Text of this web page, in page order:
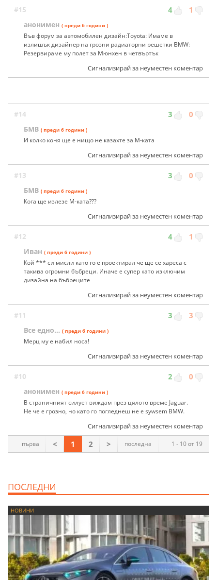
#15 4 1
анонимен ( преди 6 години )
Във форум за автомобилен дизайн:Toyota: Имаме в
излишък дизайнер на грозни радиаторни решетки BMW:
Резервираме му полет за Мюнхен в четвъртък
Сигнализирай за неуместен коментар
#14 3 0
БМВ ( преди 6 години )
И колко коня ще е нищо не казахте за М-ката
Сигнализирай за неуместен коментар
#13 3 0
БМВ ( преди 6 години )
Кога ще излезе М-ката???
Сигнализирай за неуместен коментар
#12 4 1
Иван ( преди 6 години )
Кой *** си мисли като го е проектирал че ще се хареса с
такива огромни бъбреци. Иначе е супер като изключим
дизайна на бъбреците
Сигнализирай за неуместен коментар
#11 3 3
Все едно... ( преди 6 години )
Мерц му е набил носа!
Сигнализирай за неуместен коментар
#10 2 0
анонимен ( преди 6 години )
В страничният силует виждам през цялото време Jaguar.
Не че е грозно, но като го погледнеш не е sywsem BMW.
Сигнализирай за неуместен коментар
1 - 10 от 19
първа < 1 2 > последна
ПОСЛЕДНИ
НОВИНИ